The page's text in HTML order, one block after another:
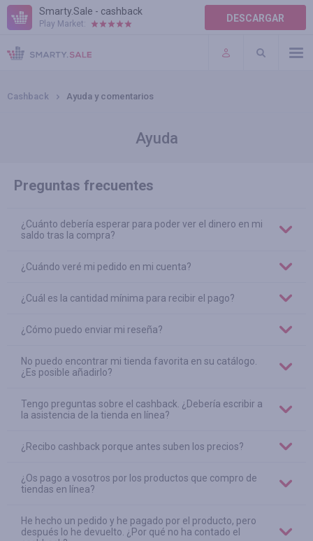
Smarty.Sale - cashback
Play Market: DESCARGAR
AYUDA
TÉRMINOS DE USO
Cashback Ayuda y comentarios
Ayuda
Preguntas frecuentes
¿Cuánto debería esperar para poder ver el dinero en mi
saldo tras la compra?
¿Cuándo veré mi pedido en mi cuenta?
¿Cuál es la cantidad mínima para recibir el pago?
¿Cómo puedo enviar mi reseña?
No puedo encontrar mi tienda favorita en su catálogo.
¿Es posible añadirlo?
Tengo preguntas sobre el cashback. ¿Debería escribir a
la asistencia de la tienda en línea?
¿Recibo cashback porque antes suben los precios?
¿Os pago a vosotros por los productos que compro de
tiendas en línea?
He hecho un pedido y he pagado por el producto, pero
después lo he devuelto. ¿Por qué no ha contado el